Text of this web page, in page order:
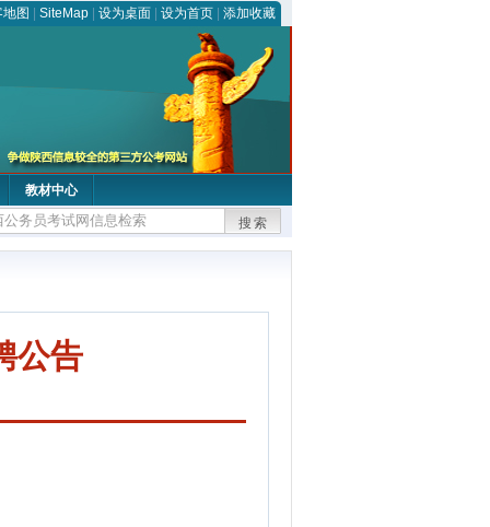
图 SiteMap 设为桌面 设为首页 添加收藏
教材中心
搜索
公告